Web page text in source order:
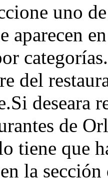
uno
aparecen
del
deseara
de
tiene que
la